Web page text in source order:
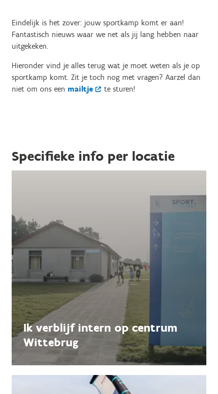
Eindelijk is het zover: jouw sportkamp komt er aan!
Fantastisch nieuws waar we net als jij lang hebben naar
uitgekeken.
Hieronder vind je alles terug wat je moet weten als je op
sportkamp komt. Zit je toch nog met vragen? Aarzel dan
niet om ons een mailtje te sturen!
Specifieke info per locatie
Ik verblijf intern op centrum
Wittebrug